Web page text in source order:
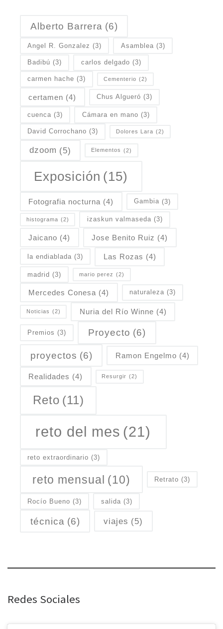
Alberto Barrera (6)
Angel R. Gonzalez (3) Asamblea (3)
Badibú (3) carlos delgado (3)
carmen hache (3) Cementerio (2)
certamen (4) Chus Algueró (3)
cuenca (3) Cámara en mano (3)
David Corrochano (3) Dolores Lara (2)
dzoom (5) Elementos (2)
Exposición (15)
Fotografia nocturna (4) Gambia (3)
histograma (2) izaskun valmaseda (3)
Jaicano (4) Jose Benito Ruiz (4)
la endiablada (3) Las Rozas (4)
madrid (3) mario perez (2)
Mercedes Conesa (4) naturaleza (3)
Noticias (2) Nuria del Río Winne (4)
Premios (3) Proyecto (6)
proyectos (6) Ramon Engelmo (4)
Realidades (4) Resurgir (2)
Reto (11)
reto del mes (21)
reto extraordinario (3)
reto mensual (10) Retrato (3)
Rocío Bueno (3) salida (3)
técnica (6) viajes (5)
Redes Sociales